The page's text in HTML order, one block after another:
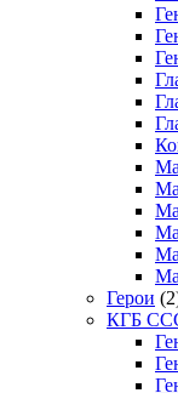
Герои
КГБ